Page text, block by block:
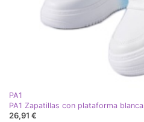
PA1
PA1 Zapatillas con plataforma
26,91 €